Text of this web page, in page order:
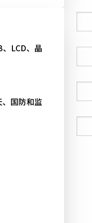
LCD、晶
国防和监
国家